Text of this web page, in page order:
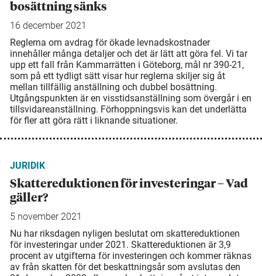
bosättning sänks
16 december 2021
Reglerna om avdrag för ökade levnadskostnader
innehåller många detaljer och det är lätt att göra fel. Vi tar
upp ett fall från Kammarrätten i Göteborg, mål nr 390-21,
som på ett tydligt sätt visar hur reglerna skiljer sig åt
mellan tillfällig anställning och dubbel bo­sättning.
Utgångspunkten är en visstidsanställning som övergår i en
tillsvidare­anställning. Förhoppningsvis kan det underlätta
för fler att göra rätt i liknande situationer.
JURIDIK
Skattereduktionen för investeringar – Vad
gäller?
5 november 2021
Nu har riksdagen nyligen beslutat om skattereduktionen
för investeringar under 2021. Skattereduktionen är 3,9
procent av utgifterna för investeringen och kommer räknas
av från skatten för det beskattningsår som avslutas den